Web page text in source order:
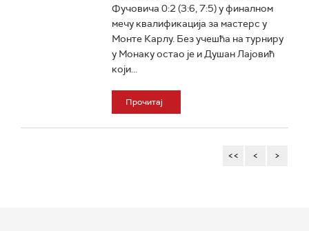
Фучовича 0:2 (3:6, 7:5) у финалном
мечу квалификација за мастерс у
Монте Карлу. Без учешћа на турниру
у Монаку остао је и Душан Лајовић
који...
Прочитај
<< < >